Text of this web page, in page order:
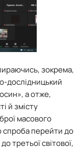
зокрема,
дослідницький
а отже,
й змісту
масового
спроба перейти до
третьої світової,